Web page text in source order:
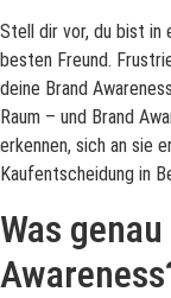
Stell dir vor, du bist in
besten Freund.
deine Brand
Raum – und Brand
erkennen, sich an sie
Kaufentscheidung in
Was